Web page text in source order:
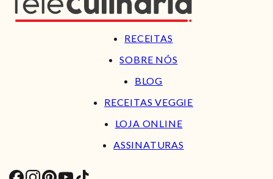
RECEITAS
SOBRE NÓS
BLOG
RECEITAS VEGGIE
LOJA ONLINE
ASSINATURAS